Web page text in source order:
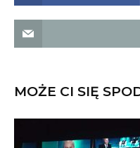
MOŻE CI SIĘ